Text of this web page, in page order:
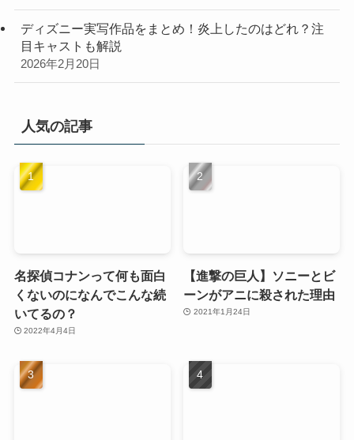
ディズニー実写作品をまとめ！炎上したのはどれ？注
目キャストも解説
2026年2月20日
人気の記事
名探偵コナンって何も面白
くないのになんでこんな続
いてるの？
2022年4月4日
【進撃の巨人】ソニーとビ
ーンがアニに殺された理由
2021年1月24日